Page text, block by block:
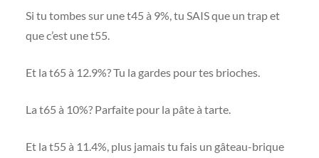
Si tu tombes sur une t45 à 9%, tu SAIS que un trap et
que c’est une t55.
Et la t65 à 12.9%? Tu la gardes pour tes brioches.
La t65 à 10%? Parfaite pour la pâte à tarte.
Et la t55 à 11.4%, plus jamais tu fais un gâteau-brique